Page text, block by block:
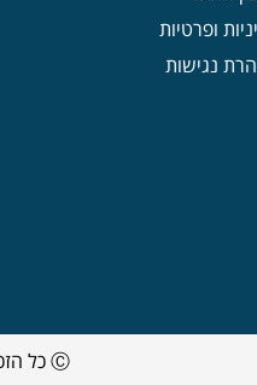
ופרטיות
נגישות
Ⓒ כל הזכויות שמורות למילה טובה